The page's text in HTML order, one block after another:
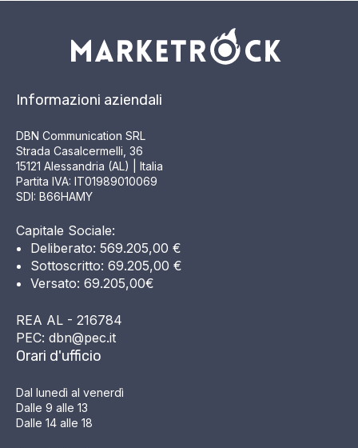
Informazioni aziendali
DBN Communication SRL
Strada Casalcermelli, 36
15121 Alessandria (AL) | Italia
Partita IVA: IT01989010069
SDI: B66HAMY
Capitale Sociale:
Deliberato: 569.205,00 €
Sottoscritto: 69.205,00 €
Versato: 69.205,00€
REA AL - 216784
PEC: dbn@pec.it
Orari d'ufficio
Dal lunedì al venerdì
Dalle 9 alle 13
Dalle 14 alle 18